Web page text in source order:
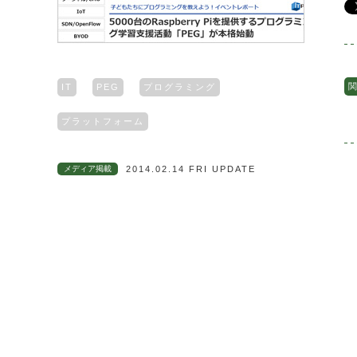
IT PEG プログラミング
プラットフォーム
メディア掲載 2014.02.14 FRI UPDATE